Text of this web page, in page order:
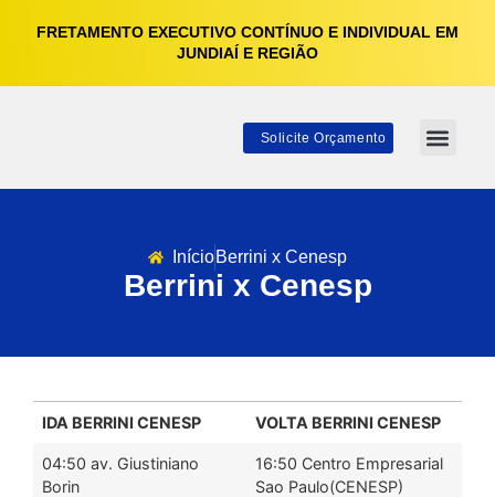
FRETAMENTO EXECUTIVO CONTÍNUO E INDIVIDUAL EM
JUNDIAÍ E REGIÃO
Solicite Orçamento
InícioBerrini x Cenesp
Berrini x Cenesp
IDA BERRINI CENESP VOLTA BERRINI CENESP
04:50 av. Giustiniano
Borin
16:50 Centro Empresarial
Sao Paulo(CENESP)